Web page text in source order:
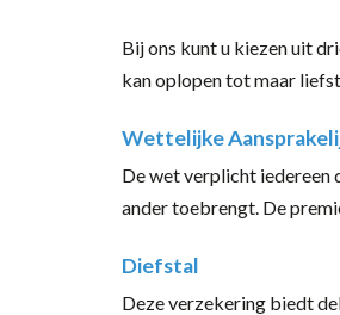
Bij ons kunt u kiezen uit
kan oplopen tot maar liefst
Wettelijke
De wet verplicht iedereen
ander toebrengt. De
Diefstal
Deze verzekering biedt